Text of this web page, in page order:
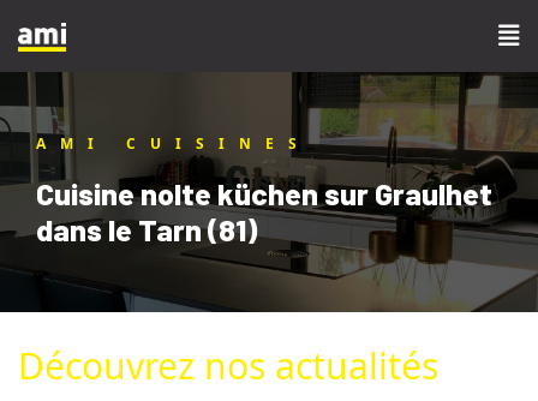
AMI CUISINES
Cuisine nolte küchen sur Graulhet
dans le Tarn (81)
Découvrez nos actualités